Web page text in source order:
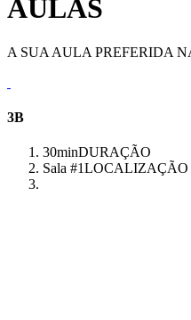
AULAS
A SUA AULA PREFERIDA
3B
30minDURAÇÃO
Sala #1LOCALIZAÇÃO